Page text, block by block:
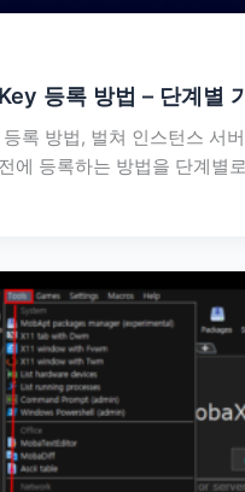
등록 방법 – 단계별
록 방법, 벌쳐 인스턴스 서
에 등록하는 방법을 단계별